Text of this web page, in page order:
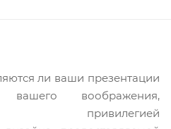
ли ваши презентации
воображения,
привилегией